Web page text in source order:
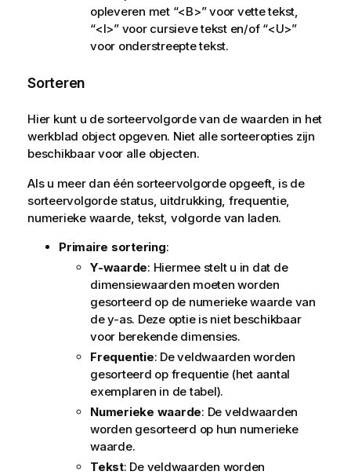
opleveren met “<B>” voor vette tekst,
“<I>” voor cursieve tekst en/of “<U>”
voor onderstreepte tekst.
Sorteren
Hier kunt u de sorteervolgorde van de waarden in het
werkblad object opgeven. Niet alle sorteeropties zijn
beschikbaar voor alle objecten.
Als u meer dan één sorteervolgorde opgeeft, is de
sorteervolgorde status, uitdrukking, frequentie,
numerieke waarde, tekst, volgorde van laden.
Primaire sortering:
Y-waarde: Hiermee stelt u in dat de
dimensiewaarden moeten worden
gesorteerd op de numerieke waarde van
de y-as. Deze optie is niet beschikbaar
voor berekende dimensies.
Frequentie: De veldwaarden worden
gesorteerd op frequentie (het aantal
exemplaren in de tabel).
Numerieke waarde: De veldwaarden
worden gesorteerd op hun numerieke
waarde.
Tekst: De veldwaarden worden